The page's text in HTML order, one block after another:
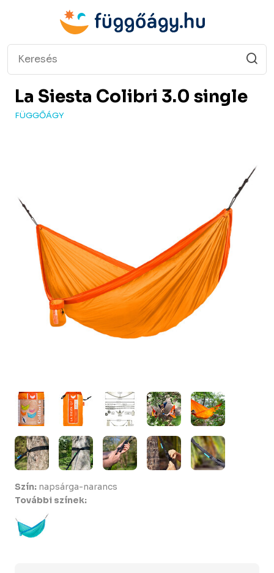
La Siesta Colibri 3.0 single
FÜGGŐÁGY
Szín: napsárga-narancs
További színek: